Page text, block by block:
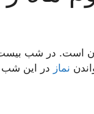
است. در شب
نماز در این